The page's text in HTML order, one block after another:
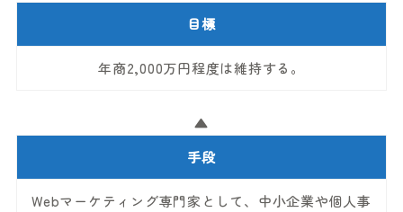
目標
年商2,000万円程度は維持する。
▲
手段
Webマーケティング専門家として、中小企業や個人事